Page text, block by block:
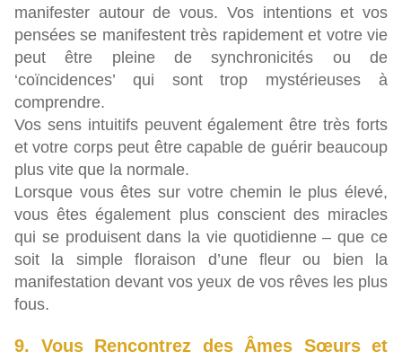
manifester autour de vous. Vos intentions et vos
pensées se manifestent très rapidement et votre vie
peut être pleine de synchronicités ou de
‘coïncidences’ qui sont trop mystérieuses à
comprendre.
Vos sens intuitifs peuvent également être très forts
et votre corps peut être capable de guérir beaucoup
plus vite que la normale.
Lorsque vous êtes sur votre chemin le plus élevé,
vous êtes également plus conscient des miracles
qui se produisent dans la vie quotidienne – que ce
soit la simple floraison d’une fleur ou bien la
manifestation devant vos yeux de vos rêves les plus
fous.
9. Vous Rencontrez des Âmes Sœurs et